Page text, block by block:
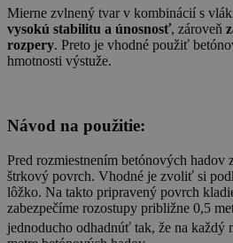
Mierne zvlnený tvar v kombinácií s
vysokú stabilitu a únosnosť, zároveň
rozpery. Preto je vhodné použiť
hmotnosti výstuže.
Návod na použitie:
Pred rozmiestnením betónových hadov
štrkový povrch. Vhodné je zvoliť si
lôžko. Na takto pripravený povrch
zabezpečíme rozostupy približne 0,5
jednoducho odhadnúť tak, že na každý